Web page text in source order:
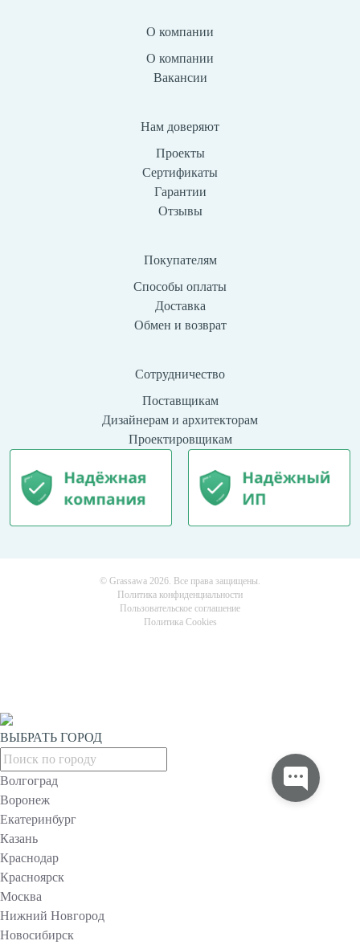
О компании
О компании
Вакансии
Нам доверяют
Проекты
Сертификаты
Гарантии
Отзывы
Покупателям
Способы оплаты
Доставка
Обмен и возврат
Сотрудничество
Поставщикам
Дизайнерам и архитекторам
Проектировщикам
© Grassawa 2026. Все права защищены.
Политика конфиденциальности
Пользовательское соглашение
Политика Cookies
ВЫБРАТЬ ГОРОД
Волгоград
Воронеж
Екатеринбург
Казань
Краснодар
Красноярск
Москва
Нижний Новгород
Новосибирск